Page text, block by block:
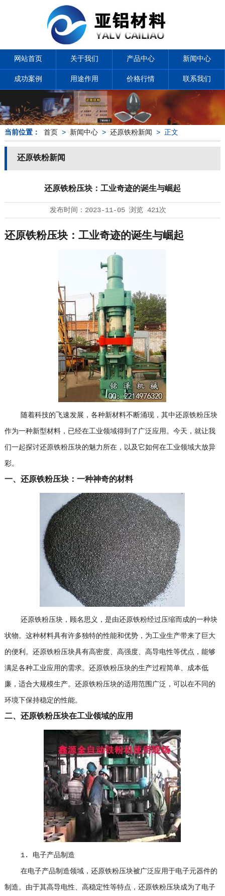
网站首页 关于我们 产品中心 新闻中心
成功案例 用途作用 价格行情 联系我们
当前位置： 首页 > 新闻中心> 还原铁粉新闻 > 正文
还原铁粉新闻
还原铁粉压块：工业奇迹的诞生与崛起
发布时间： 2023-11-05浏览 421次
还原铁粉压块：工业奇迹的诞生与崛起
随着科技的飞速发展，各种新材料不断涌现，其中还原铁粉压块
作为一种新型材料，已经在工业领域得到了广泛应用。今天，就让我
们一起探讨还原铁粉压块的魅力所在，以及它如何在工业领域大放异
彩。
一、还原铁粉压块：一种神奇的材料
还原铁粉压块，顾名思义，是由还原铁粉经过压缩而成的一种块
状物。这种材料具有许多独特的性能和优势，为工业生产带来了巨大
的便利。还原铁粉压块具有高密度、高强度、高导电性等优点，能够
满足各种工业应用的需求。还原铁粉压块的生产过程简单、成本低
廉，适合大规模生产。还原铁粉压块的适用范围广泛，可以在不同的
环境下保持稳定的性能。
二、还原铁粉压块在工业领域的应用
1. 电子产品制造
在电子产品制造领域，还原铁粉压块被广泛应用于电子元器件的
制造。由于其高导电性、高稳定性等特点，还原铁粉压块成为了电子